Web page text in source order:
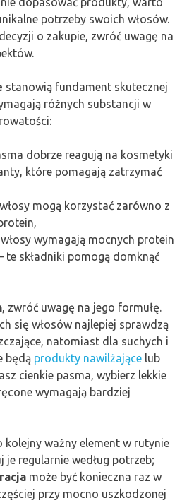
potrzeby swoich włosów.
o zakupie, zwróć uwagę na
stanowią fundament skutecznej
różnych substancji w
dobrze reagują na kosmetyki
które pomagają zatrzymać
mogą korzystać zarówno z
wymagają mocnych protein
te składniki pomogą domknąć
, zwróć uwagę na jego formułę.
się włosów najlepiej sprawdzą
natomiast dla suchych i
będą produkty nawilżające lub
cienkie pasma, wybierz lekkie
wymagają bardziej
kolejny ważny element w rutynie
je regularnie według potrzeb;
może być konieczna raz w
przy mocno uszkodzonej